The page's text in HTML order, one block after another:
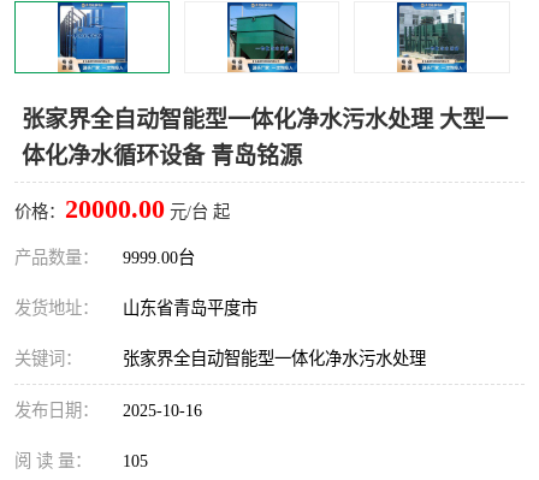
张家界全自动智能型一体化净水污水处理 大型一
体化净水循环设备 青岛铭源
价格： 20000.00 元/台 起
产品数量： 9999.00台
发货地址： 山东省青岛平度市
关键词： 张家界全自动智能型一体化净水污水处理
发布日期： 2025-10-16
阅 读 量： 105
一体化泵闸 柔性截污
真空冲洗设备 翻转式堰门
水平自清洗格栅